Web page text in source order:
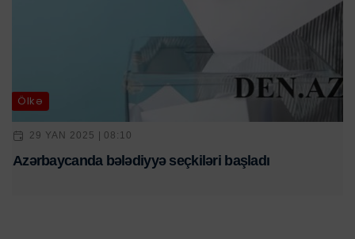
Ölkə
29 YAN 2025 | 08:10
Azərbaycanda bələdiyyə seçkiləri başladı